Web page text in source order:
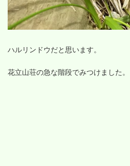
ハルリンドウだと思います。
花立山荘の急な階段でみつけました。